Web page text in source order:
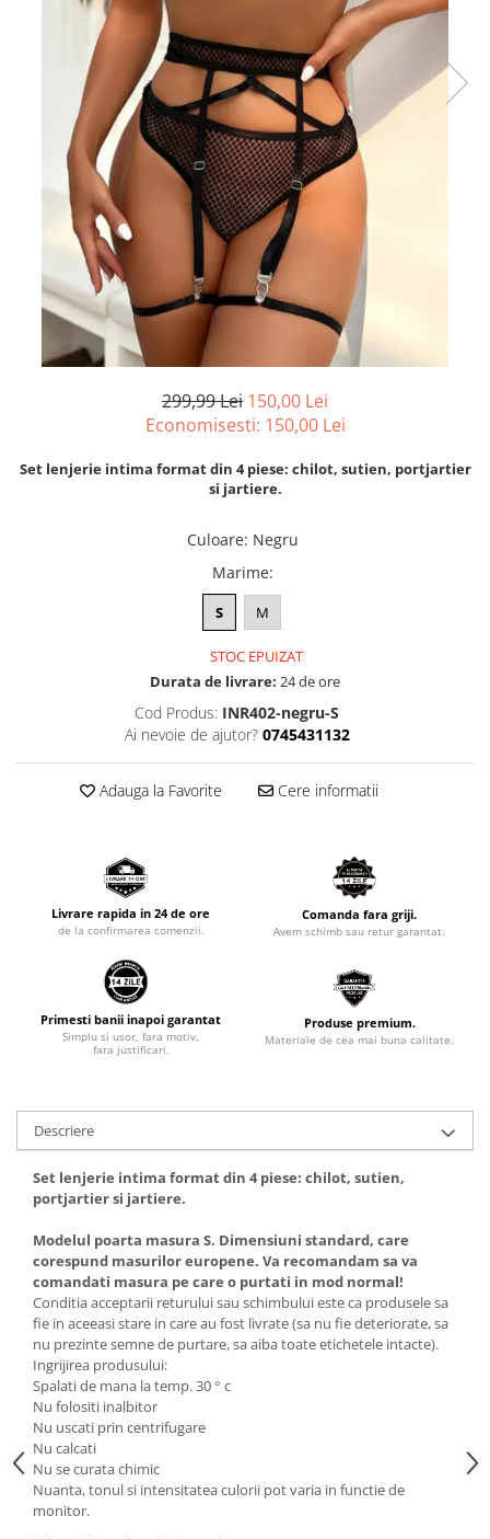
299,99 Lei 150,00 Lei
Economisesti: 150,00 Lei
Set lenjerie intima format din 4 piese: chilot, sutien, portjartier
si jartiere.
Culoare: Negru
Marime:
S M
STOC EPUIZAT
Durata de livrare: 24 de ore
Cod Produs: INR402-negru-S
Ai nevoie de ajutor? 0745431132
Adauga la Favorite Cere informatii
Livrare rapida in 24 de ore
de la confirmarea comenzii.
Comanda fara griji.
Avem schimb sau retur garantat.
Primesti banii inapoi garantat
Simplu si usor, fara motiv,
fara justificari.
Produse premium.
Materiale de cea mai buna calitate.
Descriere
Set lenjerie intima format din 4 piese: chilot, sutien,
portjartier si jartiere.
Modelul poarta masura S. Dimensiuni standard, care
corespund masurilor europene. Va recomandam sa va
comandati masura pe care o purtati in mod normal!
Conditia acceptarii returului sau schimbului este ca produsele sa
fie in aceeasi stare in care au fost livrate (sa nu fie deteriorate, sa
nu prezinte semne de purtare, sa aiba toate etichetele intacte).
Ingrijirea produsului:
Spalati de mana la temp. 30 ° c
Nu folositi inalbitor
Nu uscati prin centrifugare
Nu calcati
Nu se curata chimic
Nuanta, tonul si intensitatea culorii pot varia in functie de
monitor.